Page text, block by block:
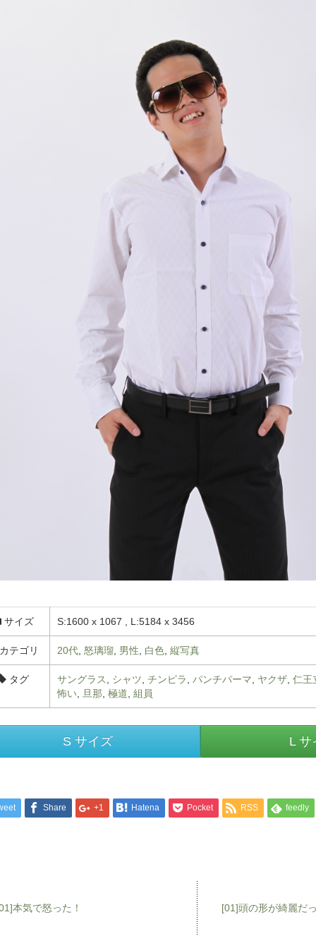
サイズ S:1600 x 1067 , L:5184 x 3456
テゴリ 20代 怒璃瑠 男性 白色 縦写真
タグ サングラス シャツ チンピラ パンチパーマ ヤクザ 仁王
怖い
旦那 極道 組員
S サイズ L サ
Share +1 Hatena Pocket RSS feedly
本気で怒った！ [01]頭の形が綺麗だ